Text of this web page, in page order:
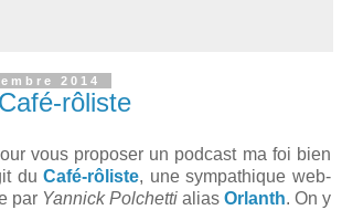
2014
rôliste
vous proposer un podcast ma foi bien
duCafé-rôliste, une sympathique web-
par Yannick Polchetti alias Orlanth. On y